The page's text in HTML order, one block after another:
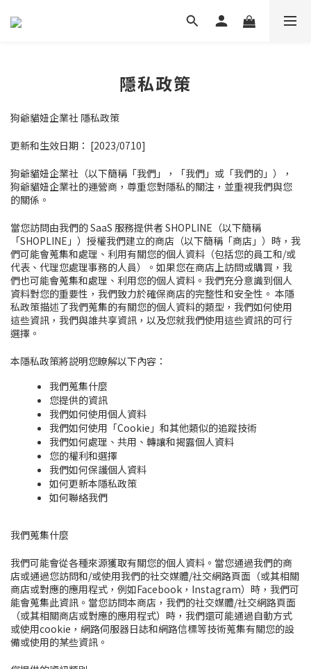
隱私政策
狗爺貓妞企業社 隱私政策
更新和生效日期： [2023/0710]
狗爺貓妞企業社（以下簡稱「我們」，「我們」或「我們的」），
狗爺貓妞企業社的運營商 ，尊重您對隱私的關注，並重視我們與您
的關係。
當您訪問由我們的 SaaS 服務提供者 SHOPLINE（以下簡稱
「SHOPLINE」）授權我們建立的商店（以下簡稱「商店」）時，我
們可能會蒐集和處理、利用有關您的個人資料（包括您的員工和/或
代表、代理您處理事務的人員）。如果您在商店上訪問或購買，我
們也可能會蒐集和處理、利用您的個人資料。我們充分意識到個人
資料對您的重要性，我們致力於確保商店的完整性和安全性。 本隱
私政策描述了我們蒐集的有關您的個人資料的類型，我們如何使用
這些資訊，我們與誰共享資訊，以及您就我們使用這些資訊的可行
選擇。
本隱私政策將説明您瞭解以下內容：
我們蒐集什麼
您提供的資訊
我們如何使用個人資料
我們如何使用「Cookie」和其他類似的追蹤技術
我們如何處理、共用、轉讓和揭露個人資料
您的權利和選擇
我們如何保護個人資料
如何更新本隱私政策
如何聯絡我們
我們蒐集什麼
我們可能會從各種來源獲取有關您的個人資料。當您通過我們的商
店或通過您訪問和/或使用我們的社交媒體/社交網路頁面（或其相關
商店或對應的應用程式，例如Facebook，Instagram）時，我們可
能會蒐集此資訊。 當您訪問本商店，我們的社交媒體/社交網路頁面
（或其相關商店或對應的應用程式）時，我們還可能通過自動方式
或使用cookie，網路伺服器日誌和網路信標等技術蒐集有關您的設
備或使用的某些資訊。